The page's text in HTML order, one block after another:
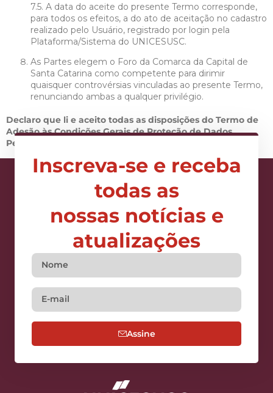
7.5. A data do aceite do presente Termo corresponde,
para todos os efeitos, a do ato de aceitação no cadastro
realizado pelo Usuário, registrado por login pela
Plataforma/Sistema do UNICESUSC.
As Partes elegem o Foro da Comarca da Capital de
Santa Catarina como competente para dirimir
quaisquer controvérsias vinculadas ao presente Termo,
renunciando ambas a qualquer privilégio.
Declaro que li e aceito todas as disposições do Termo de
Adesão às Condições Gerais de Proteção de Dados
Pessoais no Uso de Plataforma Digital e Outros Serviços
Inscreva-se e receba
todas as
nossas notícias e
atualizações
Assine